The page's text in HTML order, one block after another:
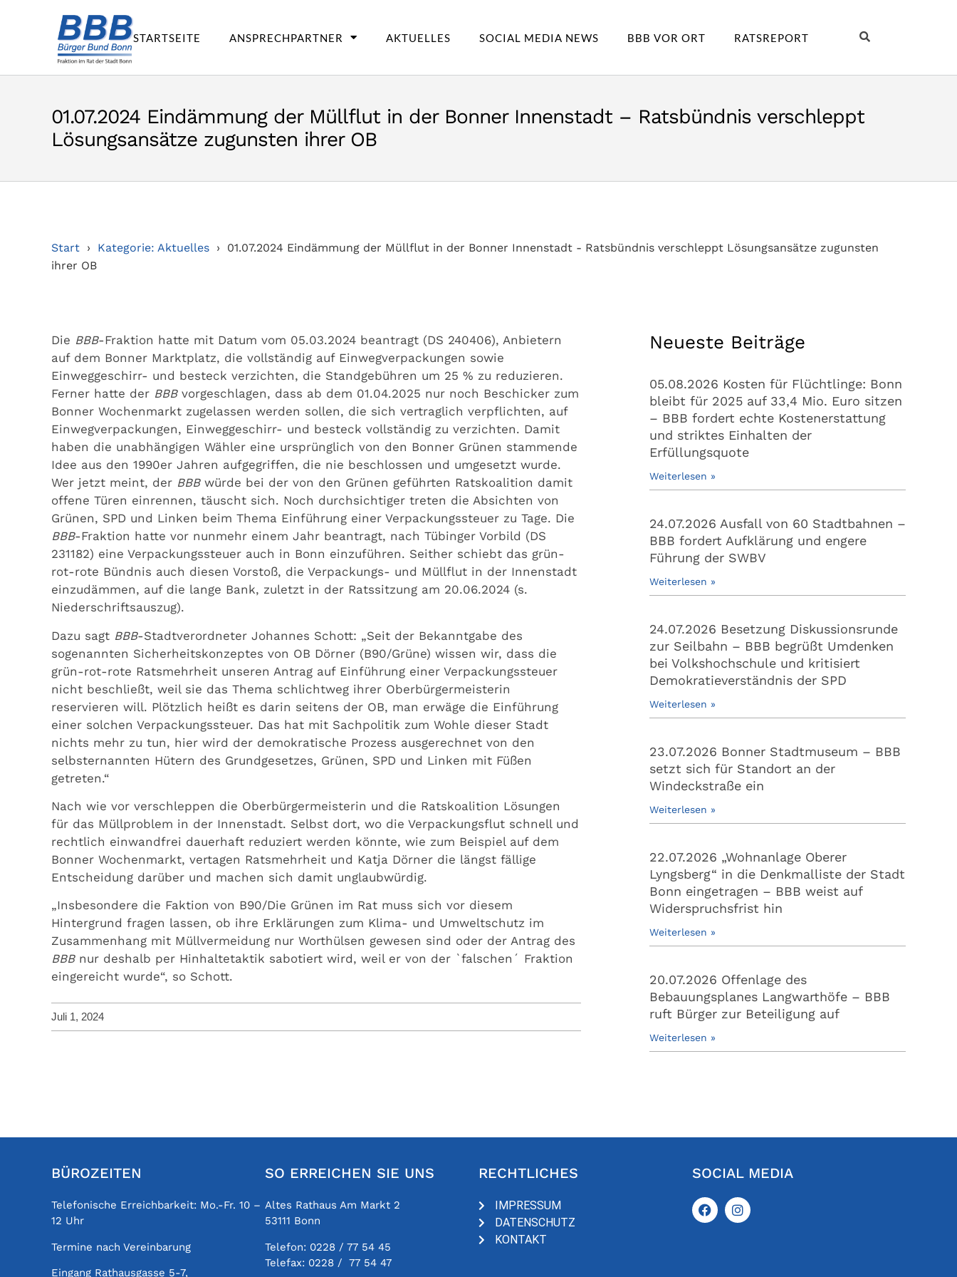
STARTSEITE ANSPRECHPARTNER AKTUELLES SOCIAL MEDIA NEWS BBB VOR ORT RATSREPORT
01.07.2024 Eindämmung der Müllflut in der Bonner Innenstadt – Ratsbündnis verschleppt
Lösungsansätze zugunsten ihrer OB
Start Kategorie: Aktuelles
01.07.2024 Eindämmung der Müllflut in der Bonner Innenstadt - Ratsbündnis verschleppt Lösungsansätze zugunsten
ihrer OB
Die BBB-Fraktion hatte mit Datum vom 05.03.2024 beantragt (DS 240406), Anbietern
auf dem Bonner Marktplatz, die vollständig auf Einwegverpackungen sowie
Einweggeschirr- und besteck verzichten, die Standgebühren um 25 % zu reduzieren.
Ferner hatte der BBBvorgeschlagen, dass ab dem 01.04.2025 nur noch Beschicker zum
Bonner Wochenmarkt zugelassen werden sollen, die sich vertraglich verpflichten, auf
Einwegverpackungen, Einweggeschirr- und besteck vollständig zu verzichten. Damit
haben die unabhängigen Wähler eine ursprünglich von den Bonner Grünen stammende
Idee aus den 1990er Jahren aufgegriffen, die nie beschlossen und umgesetzt wurde.
Wer jetzt meint, der BBBwürde bei der von den Grünen geführten Ratskoalition damit
offene Türen einrennen, täuscht sich. Noch durchsichtiger treten die Absichten von
Grünen, SPD und Linken beim Thema Einführung einer Verpackungssteuer zu Tage. Die
BBB-Fraktion hatte vor nunmehr einem Jahr beantragt, nach Tübinger Vorbild (DS
231182) eine Verpackungssteuer auch in Bonn einzuführen. Seither schiebt das grün-
rot-rote Bündnis auch diesen Vorstoß, die Verpackungs- und Müllflut in der Innenstadt
einzudämmen, auf die lange Bank, zuletzt in der Ratssitzung am 20.06.2024 (s.
Niederschriftsauszug).
Dazu sagt BBB-Stadtverordneter Johannes Schott: „Seit der Bekanntgabe des
sogenannten Sicherheitskonzeptes von OB Dörner (B90/Grüne) wissen wir, dass die
grün-rot-rote Ratsmehrheit unseren Antrag auf Einführung einer Verpackungssteuer
nicht beschließt, weil sie das Thema schlichtweg ihrer Oberbürgermeisterin
reservieren will. Plötzlich heißt es darin seitens der OB, man erwäge die Einführung
einer solchen Verpackungssteuer. Das hat mit Sachpolitik zum Wohle dieser Stadt
nichts mehr zu tun, hier wird der demokratische Prozess ausgerechnet von den
selbsternannten Hütern des Grundgesetzes, Grünen, SPD und Linken mit Füßen
getreten.“
Nach wie vor verschleppen die Oberbürgermeisterin und die Ratskoalition Lösungen
für das Müllproblem in der Innenstadt. Selbst dort, wo die Verpackungsflut schnell und
rechtlich einwandfrei dauerhaft reduziert werden könnte, wie zum Beispiel auf dem
Bonner Wochenmarkt, vertagen Ratsmehrheit und Katja Dörner die längst fällige
Entscheidung darüber und machen sich damit unglaubwürdig.
„Insbesondere die Faktion von B90/Die Grünen im Rat muss sich vor diesem
Hintergrund fragen lassen, ob ihre Erklärungen zum Klima- und Umweltschutz im
Zusammenhang mit Müllvermeidung nur Worthülsen gewesen sind oder der Antrag des
BBBnur deshalb per Hinhaltetaktik sabotiert wird, weil er von der `falschen´ Fraktion
eingereicht wurde“, so Schott.
Juli 1, 2024
Neueste Beiträge
05.08.2026 Kosten für Flüchtlinge: Bonn
bleibt für 2025 auf 33,4 Mio. Euro sitzen
– BBB fordert echte Kostenerstattung
und striktes Einhalten der
Erfüllungsquote
Weiterlesen »
24.07.2026 Ausfall von 60 Stadtbahnen –
BBB fordert Aufklärung und engere
Führung der SWBV
Weiterlesen »
24.07.2026 Besetzung Diskussionsrunde
zur Seilbahn – BBB begrüßt Umdenken
bei Volkshochschule und kritisiert
Demokratieverständnis der SPD
Weiterlesen »
23.07.2026 Bonner Stadtmuseum – BBB
setzt sich für Standort an der
Windeckstraße ein
Weiterlesen »
22.07.2026 „Wohnanlage Oberer
Lyngsberg“ in die Denkmalliste der Stadt
Bonn eingetragen – BBB weist auf
Widerspruchsfrist hin
Weiterlesen »
20.07.2026 Offenlage des
Bebauungsplanes Langwarthöfe – BBB
ruft Bürger zur Beteiligung auf
Weiterlesen »
BÜROZEITEN
Telefonische Erreichbarkeit: Mo.-Fr. 10 –
12 Uhr
Termine nach Vereinbarung
Eingang Rathausgasse 5-7,
SO ERREICHEN SIE UNS
Altes Rathaus Am Markt 2
53111 Bonn
Telefon: 0228 / 77 54 45
Telefax: 0228 / 77 54 47
RECHTLICHES
IMPRESSUM
DATENSCHUTZ
KONTAKT
SOCIAL MEDIA